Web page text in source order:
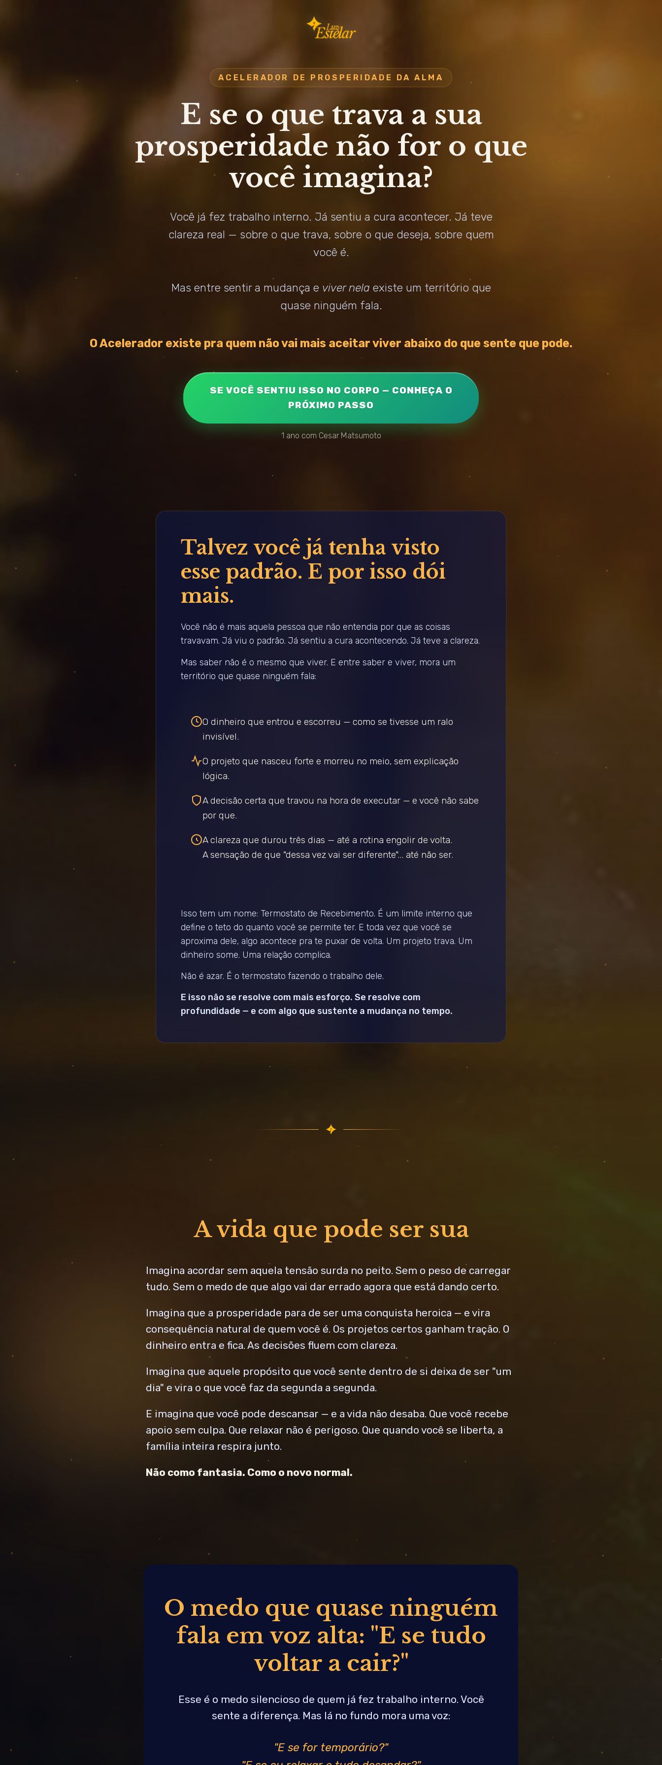
ACELERADOR DE PROSPERIDADE DA ALMA
E se o que trava a sua
prosperidade não for o que
você imagina?
Você já fez trabalho interno. Já sentiu a cura acontecer. Já teve
clareza real — sobre o que trava, sobre o que deseja, sobre quem
você é.
Mas entre sentir a mudança e viver nela existe um território que
quase ninguém fala.
O Acelerador existe pra quem não vai mais aceitar viver abaixo do que sente que pode.
SE VOCÊ SENTIU ISSO NO CORPO — CONHEÇA O
PRÓXIMO PASSO
1 ano com Cesar Matsumoto
Talvez você já tenha visto
esse padrão. E por isso dói
mais.
Você não é mais aquela pessoa que não entendia por que as coisas
travavam. Já viu o padrão. Já sentiu a cura acontecendo. Já teve a clareza.
Mas saber não é o mesmo que viver. E entre saber e viver, mora um
território que quase ninguém fala:
O dinheiro que entrou e escorreu — como se tivesse um ralo
invisível.
O projeto que nasceu forte e morreu no meio, sem explicação
lógica.
A decisão certa que travou na hora de executar — e você não sabe
por que.
A clareza que durou três dias — até a rotina engolir de volta.
A sensação de que "dessa vez vai ser diferente"... até não ser.
Isso tem um nome: Termostato de Recebimento. É um limite interno que
define o teto do quanto você se permite ter. E toda vez que você se
aproxima dele, algo acontece pra te puxar de volta. Um projeto trava. Um
dinheiro some. Uma relação complica.
Não é azar. É o termostato fazendo o trabalho dele.
E isso não se resolve com mais esforço. Se resolve com
profundidade — e com algo que sustente a mudança no tempo.
A vida que pode ser sua
Imagina acordar sem aquela tensão surda no peito. Sem o peso de carregar
tudo. Sem o medo de que algo vai dar errado agora que está dando certo.
Imagina que a prosperidade para de ser uma conquista heroica — e vira
consequência natural de quem você é. Os projetos certos ganham tração. O
dinheiro entra e fica. As decisões fluem com clareza.
Imagina que aquele propósito que você sente dentro de si deixa de ser "um
dia" e vira o que você faz da segunda a segunda.
E imagina que você pode descansar — e a vida não desaba. Que você recebe
apoio sem culpa. Que relaxar não é perigoso. Que quando você se liberta, a
família inteira respira junto.
Não como fantasia. Como o novo normal.
O medo que quase ninguém
fala em voz alta: "E se tudo
voltar a cair?"
Esse é o medo silencioso de quem já fez trabalho interno. Você
sente a diferença. Mas lá no fundo mora uma voz:
"E se for temporário?"